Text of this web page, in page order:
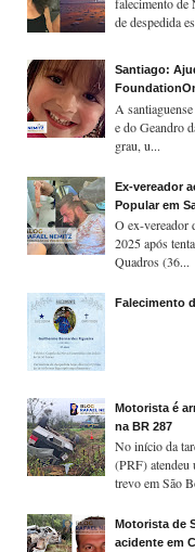
de despedida
Santiago:
A
e do Geandro
grau, u...
Ex-vereador
Popular em
O ex-vereador
2025 após
Quadros (36...
Falecimento
Motorista é
na BR 287
No início da
(PRF)
trevo em São
Motorista de
acidente em